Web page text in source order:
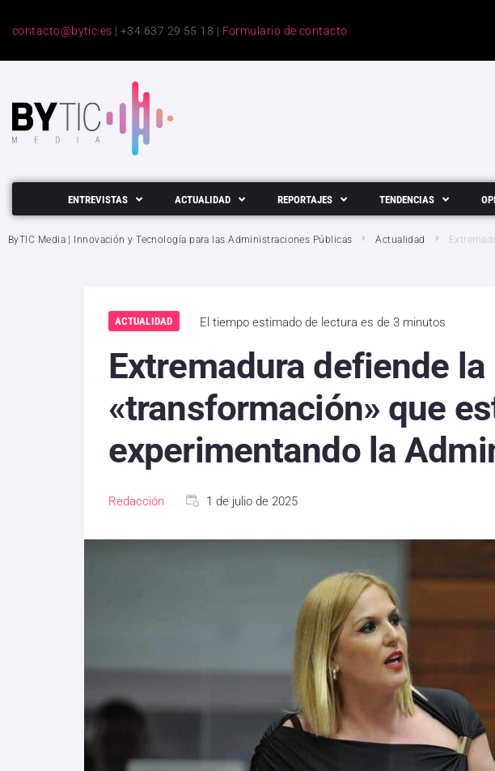
contacto@bytic.es | +34 637 29 55 18 | Formulario de contacto
ENTREVISTAS ACTUALIDAD REPORTAJES TENDENCIAS
ByTIC Media | Innovación y Tecnología para las Administraciones Públicas Actualidad
ACTUALIDAD El tiempo estimado de lectura es de 3 minutos
Extremadura defiende la
«transformación» que
experimentando la
Redacción 1 de julio de 2025